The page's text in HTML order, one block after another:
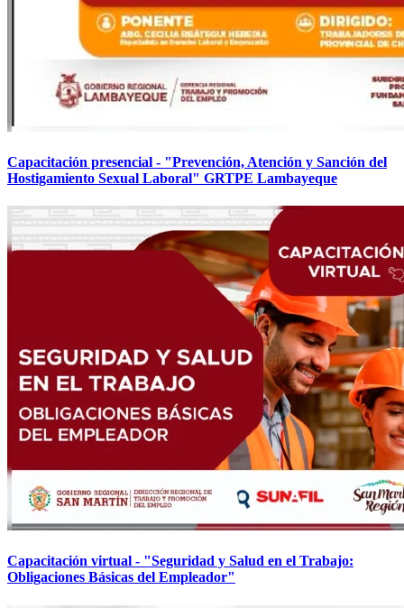
Capacitación presencial - "Prevención, Atención y Sanción del
Hostigamiento Sexual Laboral" GRTPE Lambayeque
Capacitación virtual - "Seguridad y Salud en el Trabajo:
Obligaciones Básicas del Empleador"